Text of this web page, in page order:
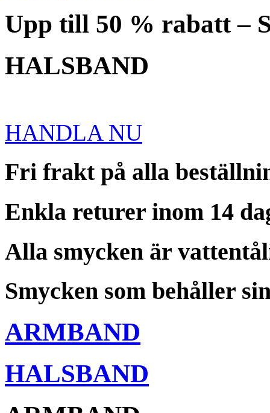
Upp till 50 % rabatt –
HALSBAND
HANDLA NU
Fri frakt på alla
Enkla returer inom 14
Alla smycken är
Smycken som behåller
ARMBAND
HALSBAND